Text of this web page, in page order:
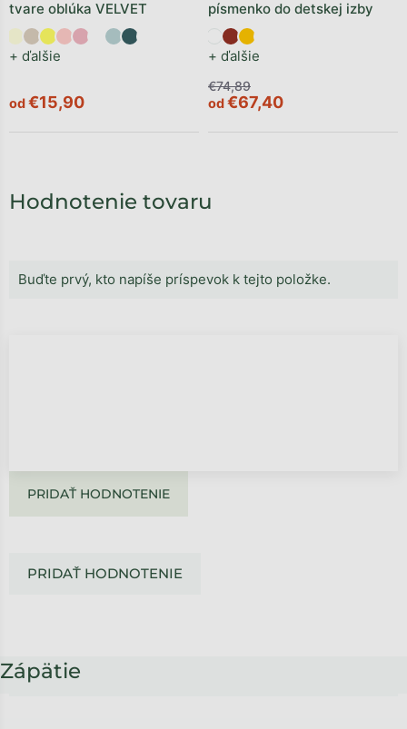
Hodnotenie tovaru
Buďte prvý, kto napíše príspevok k tejto položke.
PRIDAŤ HODNOTENIE
PRIDAŤ HODNOTENIE
tvare oblúka VELVET
+ ďalšie
od€15,90
písmenko do detskej izby
+ ďalšie
€74,89
od€67,40
Zápätie